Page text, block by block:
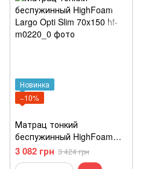
Новинка
−10%
Матрац тонкий
беспужинный HighFoam
Largo Opti Slim 70x150
3 082 грн 3 424 грн